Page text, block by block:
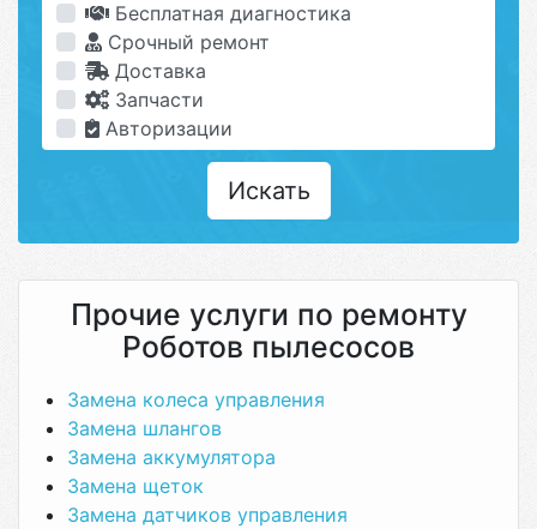
Бесплатная диагностика
Срочный ремонт
Доставка
Запчасти
Авторизации
Искать
Прочие услуги по ремонту
Роботов пылесосов
Замена колеса управления
Замена шлангов
Замена аккумулятора
Замена щеток
Замена датчиков управления